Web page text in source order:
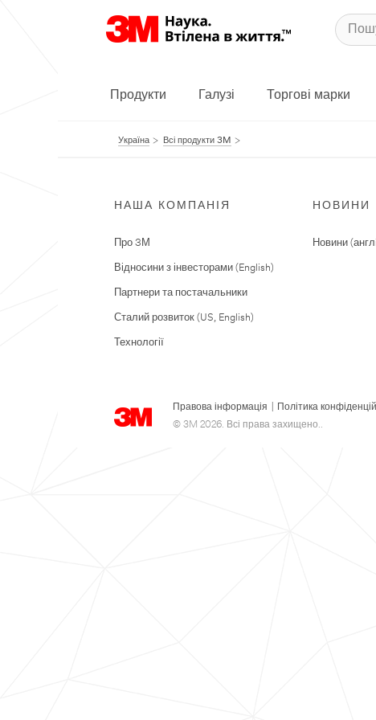
Продукти Галузі Торгові марки
Україна Всі продукти 3M
НАША КОМПАНІЯ
Про 3М
Відносини з інвесторами (English)
Партнери та постачальники
Сталий розвиток (US, English)
Технології
НОВИНИ
Новини
Правова інформація Політика
© 3M 2026. Всі права захищено..